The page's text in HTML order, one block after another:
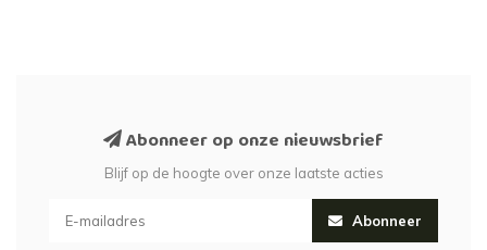
Abonneer op onze nieuwsbrief
Blijf op de hoogte over onze laatste acties
Abonneer